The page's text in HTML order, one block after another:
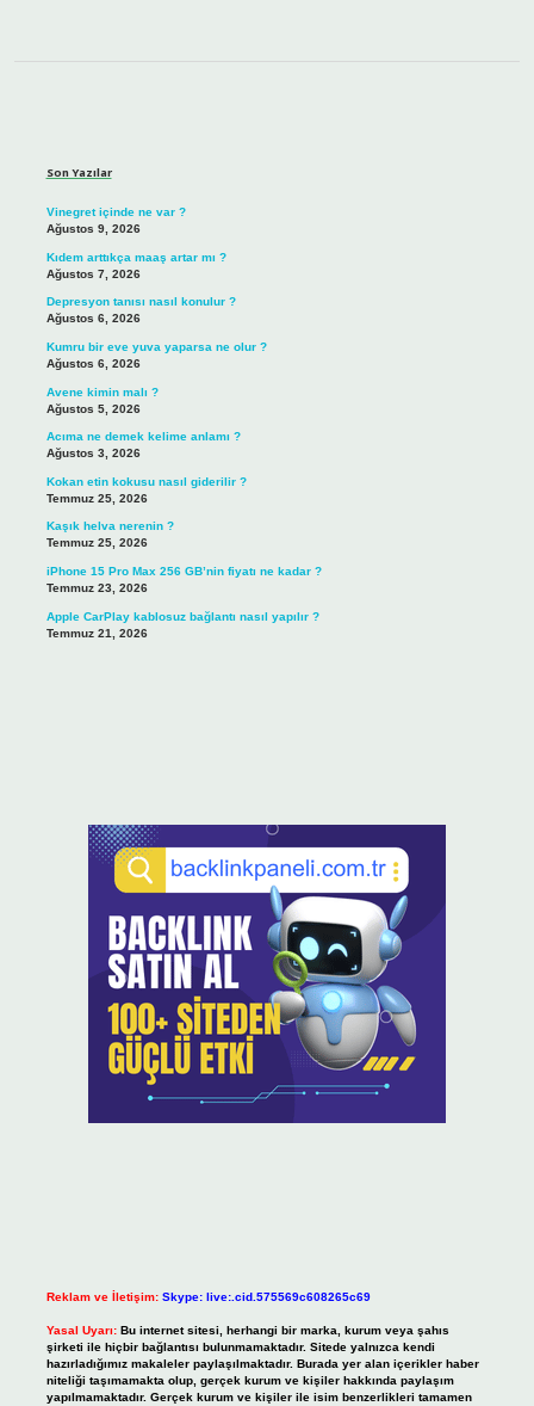
Son Yazılar
Vinegret içinde ne var ?
Ağustos 9, 2026
Kıdem arttıkça maaş artar mı ?
Ağustos 7, 2026
Depresyon tanısı nasıl konulur ?
Ağustos 6, 2026
Kumru bir eve yuva yaparsa ne olur ?
Ağustos 6, 2026
Avene kimin malı ?
Ağustos 5, 2026
Acıma ne demek kelime anlamı ?
Ağustos 3, 2026
Kokan etin kokusu nasıl giderilir ?
Temmuz 25, 2026
Kaşık helva nerenin ?
Temmuz 25, 2026
iPhone 15 Pro Max 256 GB’nin fiyatı ne kadar ?
Temmuz 23, 2026
Apple CarPlay kablosuz bağlantı nasıl yapılır ?
Temmuz 21, 2026
Reklam ve İletişim: Skype: live:.cid.575569c608265c69
Yasal Uyarı: Bu internet sitesi, herhangi bir marka, kurum veya şahıs
şirketi ile hiçbir bağlantısı bulunmamaktadır. Sitede yalnızca kendi
hazırladığımız makaleler paylaşılmaktadır. Burada yer alan içerikler haber
niteliği taşımamakta olup, gerçek kurum ve kişiler hakkında paylaşım
yapılmamaktadır. Gerçek kurum ve kişiler ile isim benzerlikleri tamamen